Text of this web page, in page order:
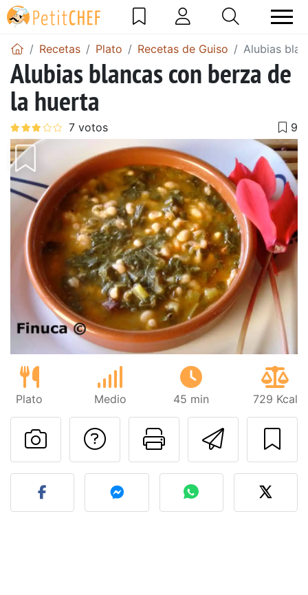
Recetas Plato Recetas de Guiso Alubias
Alubias blancas con berza de
la huerta
Plato Medio 45 min 729 Kcal
Imprimir
Preguntar al autor
Publicar la foto de esta